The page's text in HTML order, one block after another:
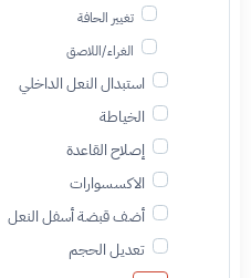
تغيير الحافة
الغراء/اللاصق
استبدال النعل الداخلي
الخياطة
إصلاح القاعدة
الاكسسوارات
أضف قبضة أسفل النعل
تعديل الحجم